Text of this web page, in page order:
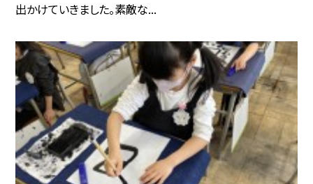
出かけていきました。素敵な...